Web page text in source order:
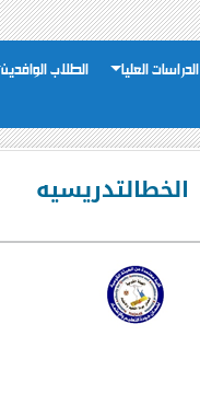
الدراسات العليا الطلاب الوافدين
الخطالتدريسيه